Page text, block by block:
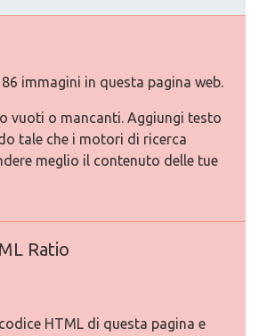
immagini in questa pagina web.
vuoti o mancanti. Aggiungi testo
tale che i motori di ricerca
meglio il contenuto delle tue
Ratio
HTML di questa pagina e